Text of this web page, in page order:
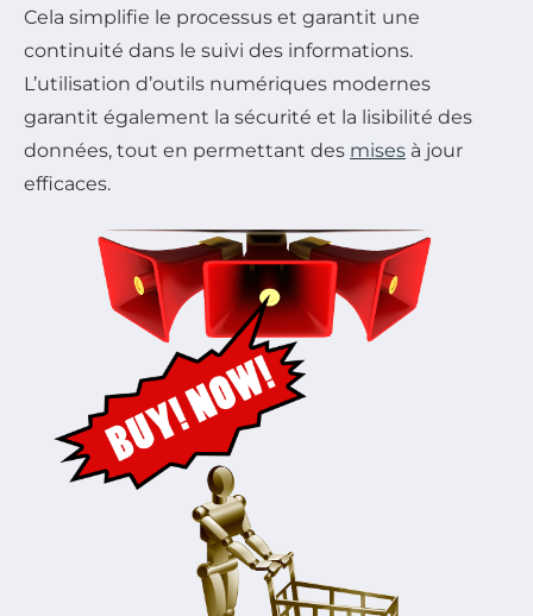
Cela simplifie le processus et garantit une
continuité dans le suivi des informations.
L’utilisation d’outils numériques modernes
garantit également la sécurité et la lisibilité des
données, tout en permettant des mises à jour
efficaces.